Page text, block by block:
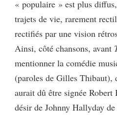
« populaire » est plus
trajets de vie, rarement
rectifiés par une vision
Ainsi, côté chansons, avant
mentionner la comédie
(paroles de Gilles Thibaut),
aurait dû être signée Robert
désir de Johnny Hallyday